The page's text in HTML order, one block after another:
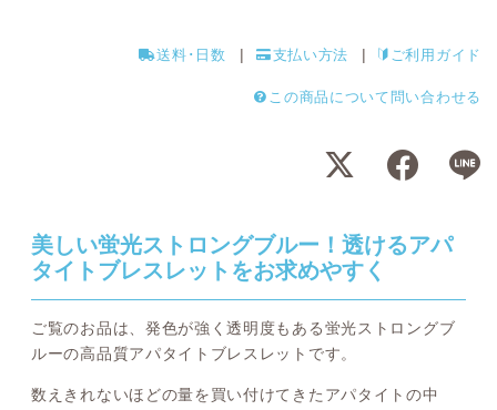
送料･日数 支払い方法 ご利用ガイド
この商品について問い合わせる
美しい蛍光ストロングブルー！透けるアパ
タイトブレスレットをお求めやすく
ご覧のお品は、発色が強く透明度もある蛍光ストロングブ
ルーの高品質アパタイトブレスレットです。
数えきれないほどの量を買い付けてきたアパタイトの中